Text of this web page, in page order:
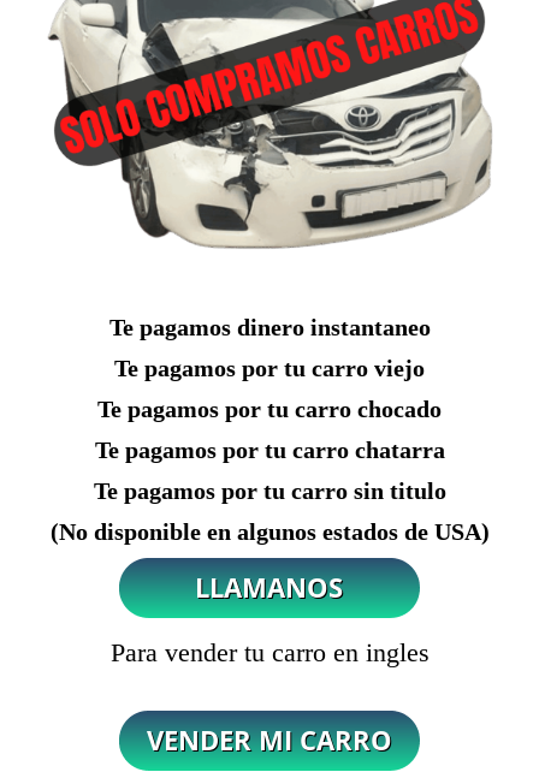
Te pagamos dinero instantaneo
Te pagamos por tu carro viejo
Te pagamos por tu carro chocado
Te pagamos por tu carro chatarra
Te pagamos por tu carro sin titulo
(No disponible en algunos estados de USA)
Para vender tu carro en ingles